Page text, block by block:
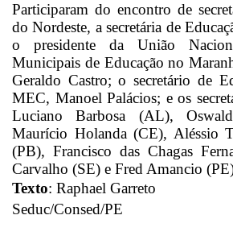
Participaram do encontro de
do Nordeste, a secretária de
o presidente da União
Municipais de Educação no
Geraldo Castro; o secretário de
MEC, Manoel Palácios; e os
Luciano Barbosa (AL),
Maurício Holanda (CE), Aléssio
(PB), Francisco das Chagas
Carvalho (SE) e Fred Amancio
Texto: Raphael Garreto
Seduc/Consed/PE